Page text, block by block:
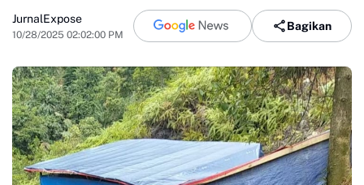
JurnalExpose
10/28/2025 02:02:00 PM
Bagikan